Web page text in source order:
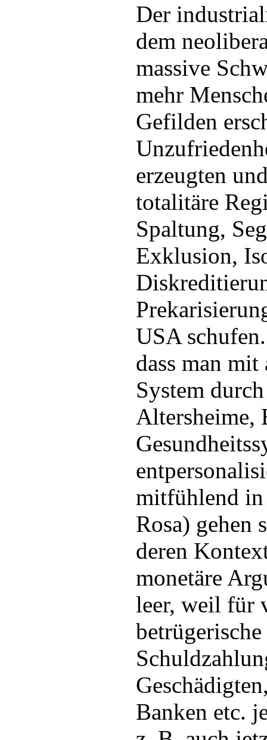
Der
dem
massive
mehr
Gefilden
erzeugten
totalitäre
Spaltung,
Exklusion,
USA
dass man
System
Altersheime,
mitfühlend in
Rosa) gehen
deren
monetäre
leer, weil für
Banken etc.